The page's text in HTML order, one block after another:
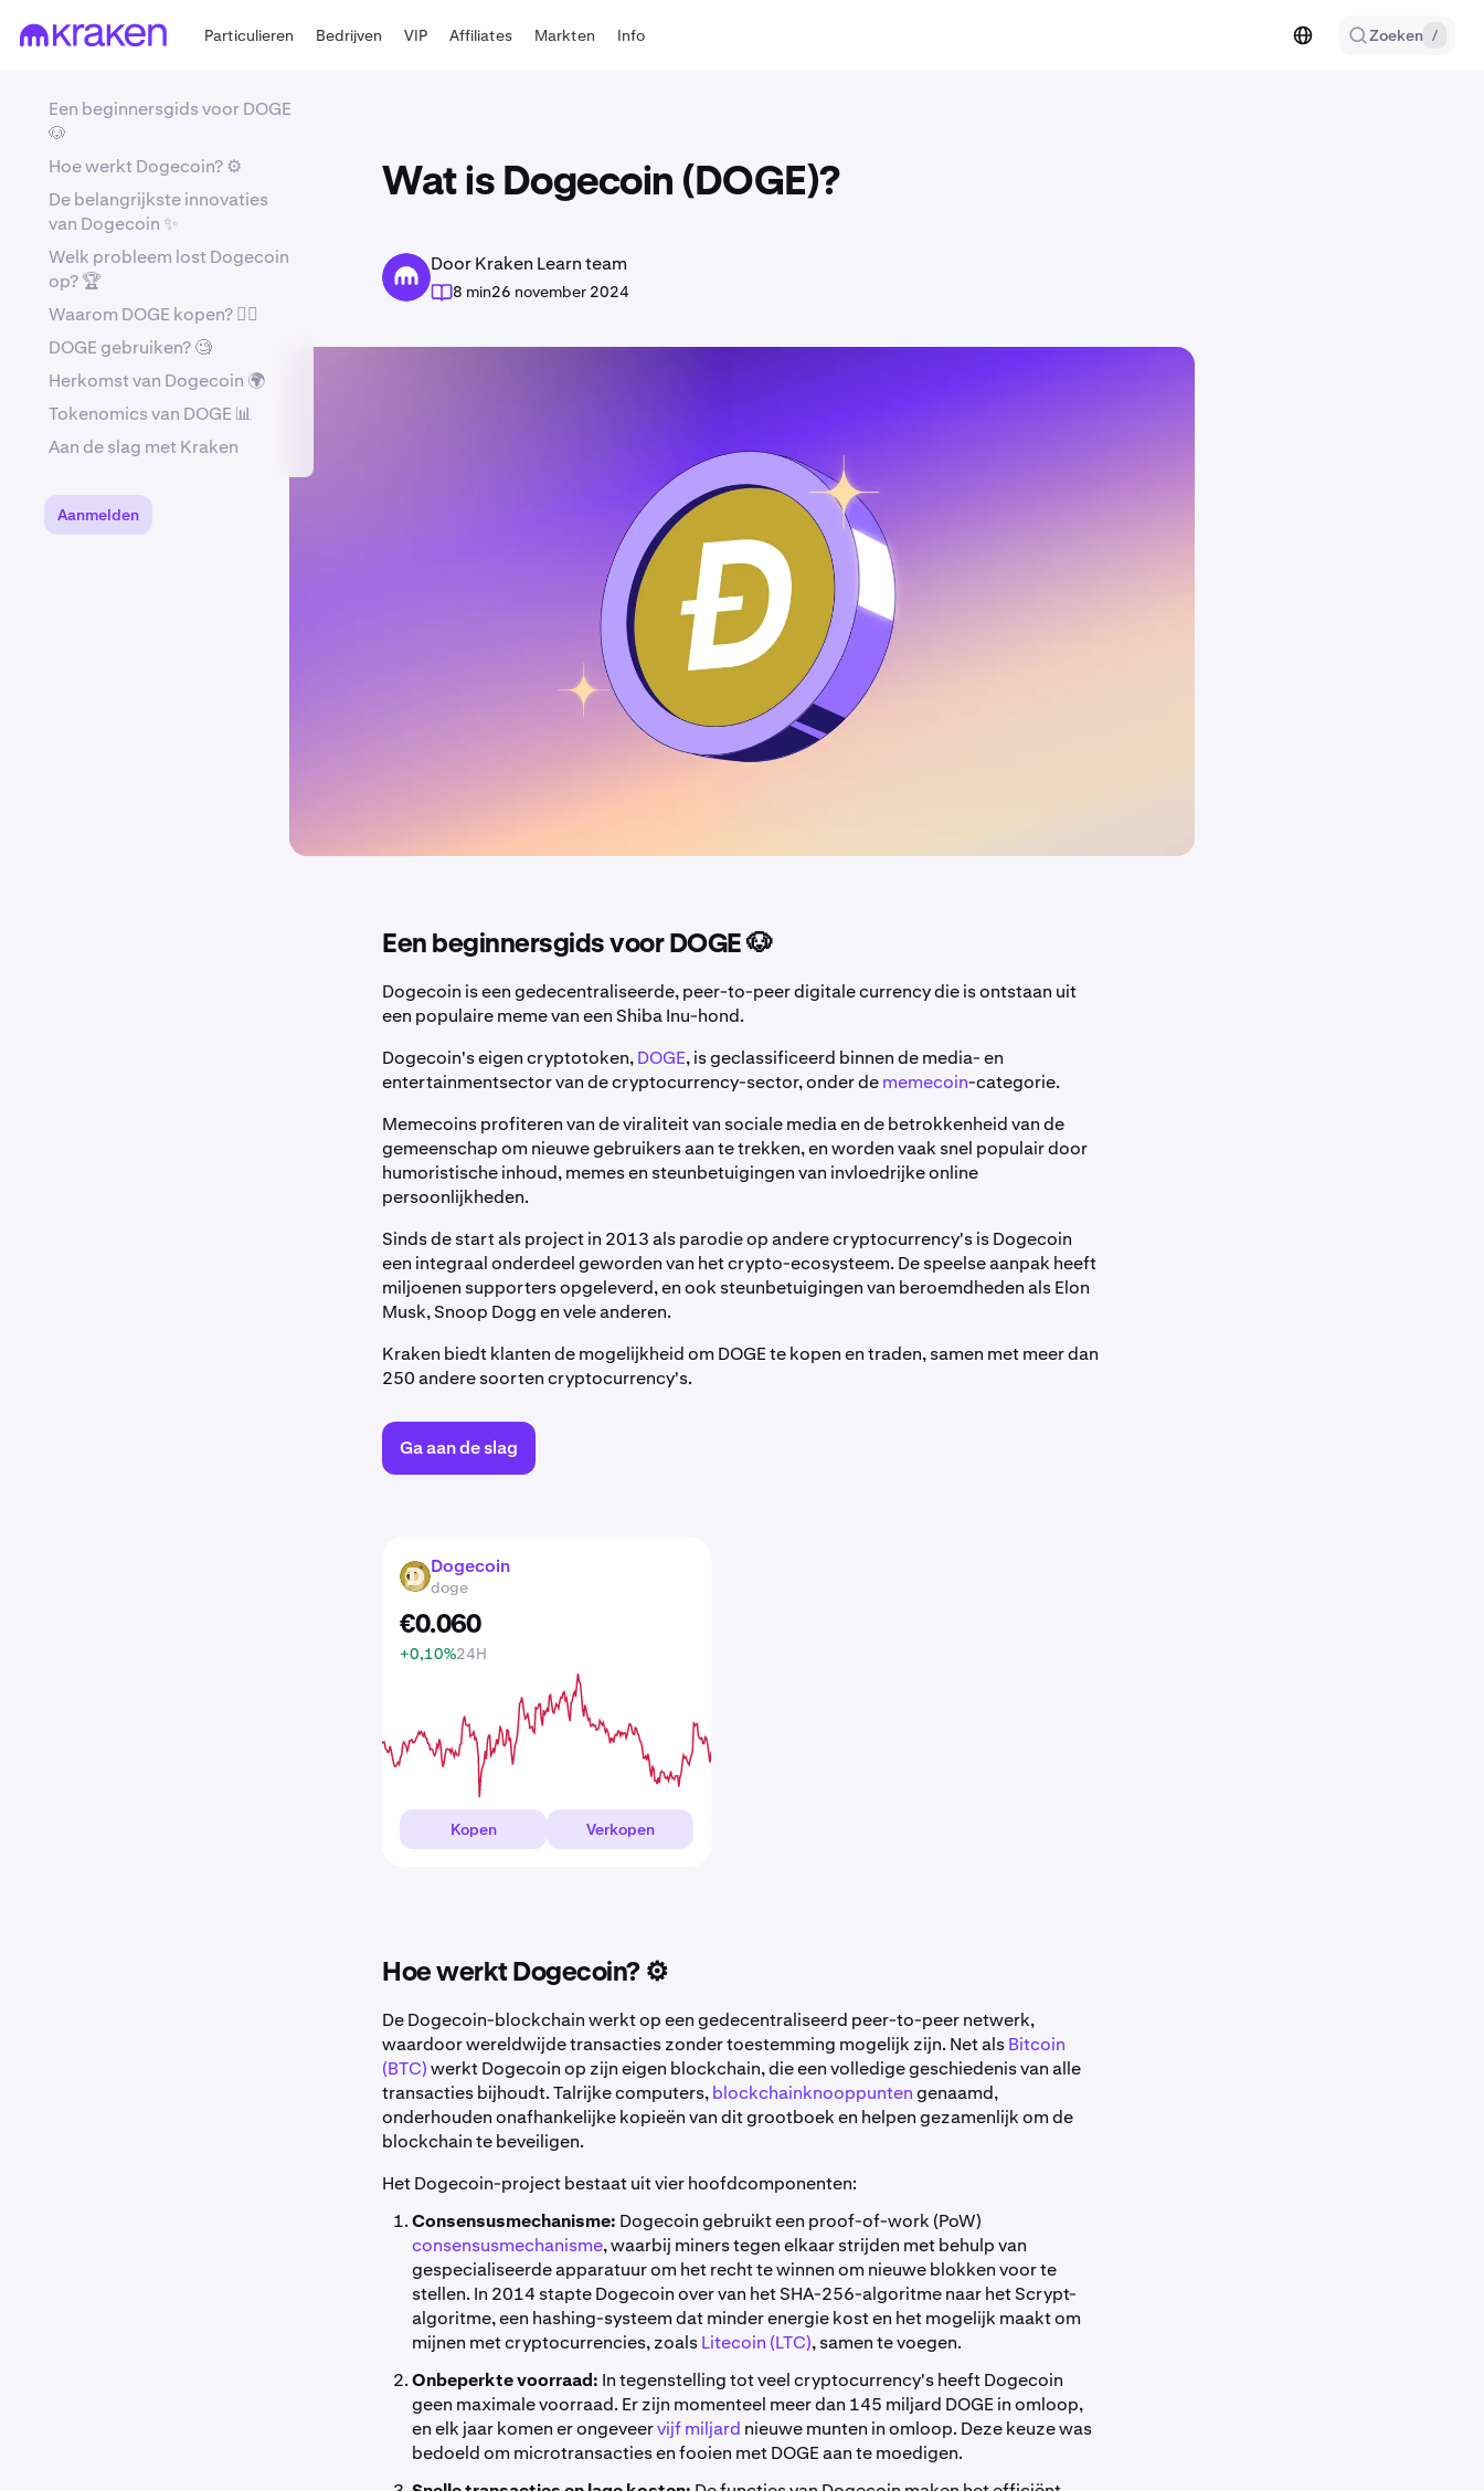
Particulieren Bedrijven VIP Affiliates Markten Info Zoeken /
Wat is Dogecoin (DOGE)?
Door Kraken Learn team
8 min26 november 2024
Een beginnersgids voor DOGE 🐶
Dogecoin is een gedecentraliseerde, peer-to-peer digitale currency die is ontstaan uit
een populaire meme van een Shiba Inu-hond.
Dogecoin's eigen cryptotoken,DOGE, is geclassificeerd binnen de media- en
entertainmentsector van de cryptocurrency-sector, onder dememecoin-categorie.
Memecoins profiteren van de viraliteit van sociale media en de betrokkenheid van de
gemeenschap om nieuwe gebruikers aan te trekken, en worden vaak snel populair door
humoristische inhoud, memes en steunbetuigingen van invloedrijke online
persoonlijkheden.
Sinds de start als project in 2013 als parodie op andere cryptocurrency's is Dogecoin
een integraal onderdeel geworden van het crypto-ecosysteem. De speelse aanpak heeft
miljoenen supporters opgeleverd, en ook steunbetuigingen van beroemdheden als Elon
Musk, Snoop Dogg en vele anderen.
Kraken biedt klanten de mogelijkheid om DOGE te kopen en traden, samen met meer dan
250 andere soorten cryptocurrency's.
Ga aan de slag
DOGE Dogecoin
doge
€0.060
+0,10%24H
Kopen Verkopen
Hoe werkt Dogecoin? ⚙️
De Dogecoin-blockchain werkt op een gedecentraliseerd peer-to-peer netwerk,
waardoor wereldwijde transacties zonder toestemming mogelijk zijn. Net alsBitcoin
(BTC)werkt Dogecoin op zijn eigen blockchain, die een volledige geschiedenis van alle
transacties bijhoudt. Talrijke computers,blockchainknooppuntengenaamd,
onderhouden onafhankelijke kopieën van dit grootboek en helpen gezamenlijk om de
blockchain te beveiligen.
Het Dogecoin-project bestaat uit vier hoofdcomponenten:
Consensusmechanisme: Dogecoin gebruikt een proof-of-work (PoW)
consensusmechanisme, waarbij miners tegen elkaar strijden met behulp van
gespecialiseerde apparatuur om het recht te winnen om nieuwe blokken voor te
stellen. In 2014 stapte Dogecoin over van het SHA-256-algoritme naar het Scrypt-
algoritme, een hashing-systeem dat minder energie kost en het mogelijk maakt om
mijnen met cryptocurrencies, zoalsLitecoin (LTC), samen te voegen.
Onbeperkte voorraad: In tegenstelling tot veel cryptocurrency's heeft Dogecoin
geen maximale voorraad. Er zijn momenteel meer dan 145 miljard DOGE in omloop,
en elk jaar komen er ongeveervijf miljard nieuwe munten in omloop. Deze keuze was
bedoeld om microtransacties en fooien met DOGE aan te moedigen.
Een beginnersgids voor DOGE
🐶
Hoe werkt Dogecoin? ⚙️
De belangrijkste innovaties
van Dogecoin ✨
Welk probleem lost Dogecoin
op? 🏆
Waarom DOGE kopen? 🤷‍♂️
DOGE gebruiken? 🧐
Herkomst van Dogecoin 🌍
Tokenomics van DOGE 📊
Aan de slag met Kraken
Aanmelden